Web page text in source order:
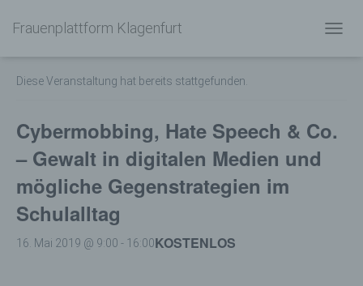
Frauenplattform Klagenfurt
T
« Alle Veranstaltungen
Diese Veranstaltung hat bereits stattgefunden.
Cybermobbing, Hate Speech & Co.
– Gewalt in digitalen Medien und
mögliche Gegenstrategien im
Schulalltag
16. Mai 2019 @ 9:00 - 16:00KOSTENLOS